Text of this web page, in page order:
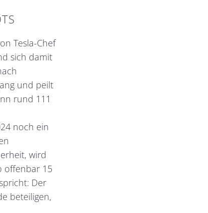
Tesla-Chef
sich damit
und peilt
rund 111
noch ein
wird
offenbar 15
Der
beteiligen,